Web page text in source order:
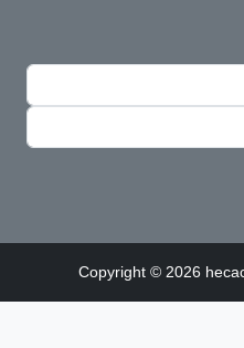
Copyright © 2026